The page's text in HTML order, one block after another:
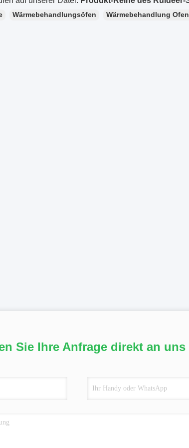
Wärmebehandlungsöfen Wärmebehandlung Ofen
Sie Ihre Anfrage direkt an uns